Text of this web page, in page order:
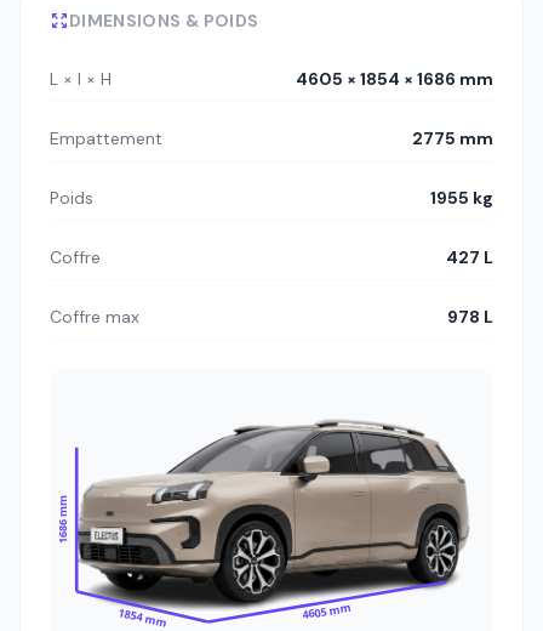
DIMENSIONS & POIDS
L × l × H 4605 × 1854 × 1686 mm
Empattement 2775 mm
Poids 1955 kg
Coffre 427 L
Coffre max 978 L
1686 mm
1854 mm 4605 mm